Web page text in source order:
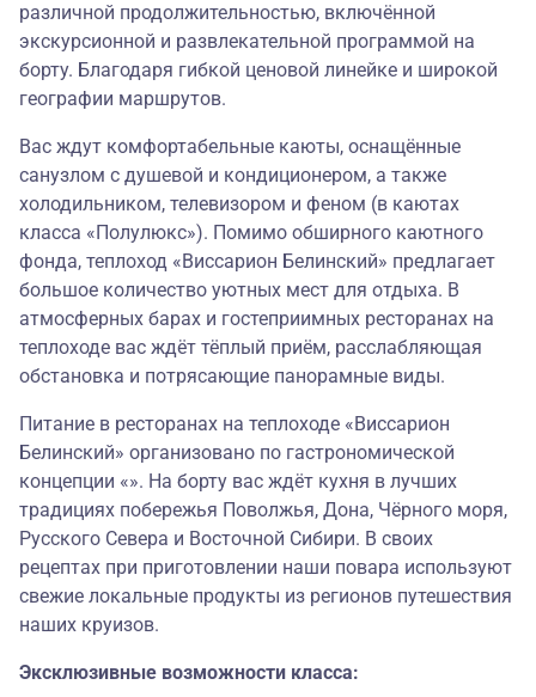
различной продолжительностью, включённой
экскурсионной и развлекательной программой на
борту. Благодаря гибкой ценовой линейке и широкой
географии маршрутов.
Вас ждут комфортабельные каюты, оснащённые
санузлом с душевой и кондиционером, а также
холодильником, телевизором и феном (в каютах
класса «Полулюкс»). Помимо обширного каютного
фонда, теплоход «Виссарион Белинский» предлагает
большое количество уютных мест для отдыха. В
атмосферных барах и гостеприимных ресторанах на
теплоходе вас ждёт тёплый приём, расслабляющая
обстановка и потрясающие панорамные виды.
Питание в ресторанах на теплоходе «Виссарион
Белинский» организовано по гастрономической
концепции «». На борту вас ждёт кухня в лучших
традициях побережья Поволжья, Дона, Чёрного моря,
Русского Севера и Восточной Сибири. В своих
рецептах при приготовлении наши повара используют
свежие локальные продукты из регионов путешествия
наших круизов.
Эксклюзивные возможности класса: